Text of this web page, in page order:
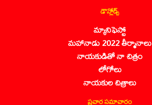
డౌన్లోడ్స్
మ్యానిఫెస్టో
మహానాడు 2022 తీర్మానాలు
నాయకుడితో నా చిత్రం
లోగోలు
నాయకుల చిత్రాలు
ప్రచార సమాచారం